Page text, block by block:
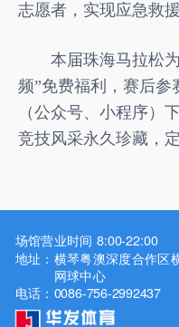
志愿者，实现应急救援
本届珠海马拉松
频”免费福利，赛后参
（公众号、小程序）
竞技风采永久珍藏，
场馆营业时间 8:00-22:00
地址： 横琴粤澳深度合作区
网球中心
电话： 0086-756-2992437